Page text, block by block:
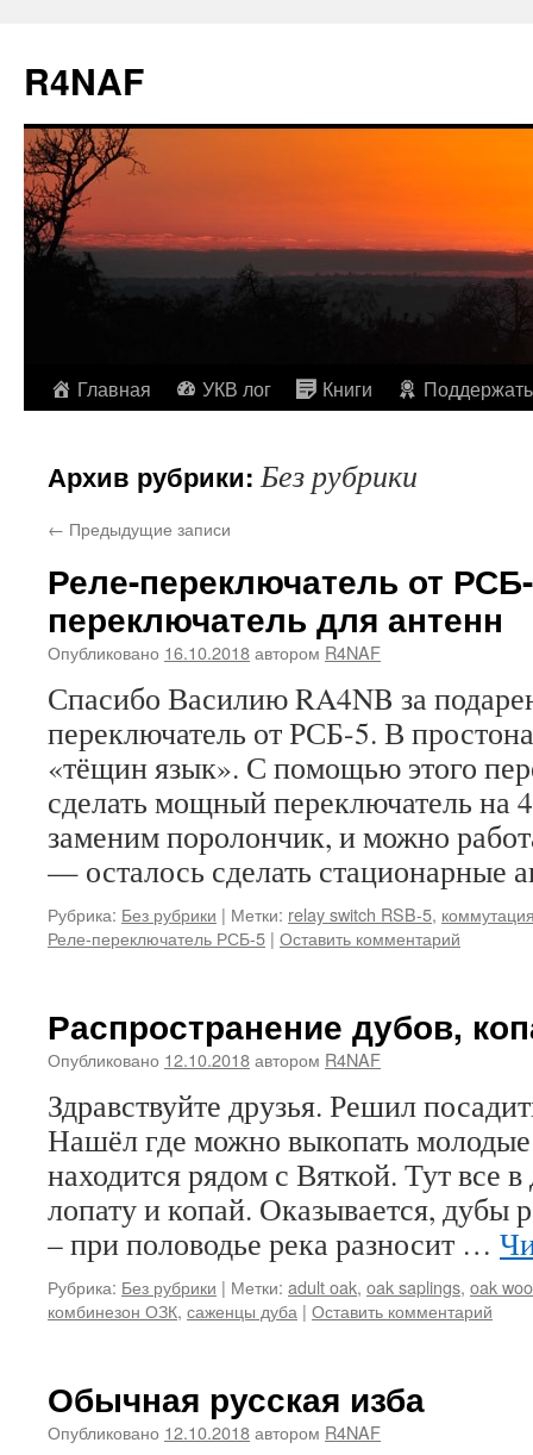
R4NAF
Перейти
содержимому
Главная УКВ лог Книги Поддержать
Архив рубрики:Без рубрики
← Предыдущие записи
Реле-переключатель от
переключатель для антенн
Опубликовано 16.10.2018автором R4NAF
Спасибо Василию RA4NB за
переключатель от РСБ-5. В
«тёщин язык». С помощью этого
сделать мощный переключатель на
заменим поролончик, и можно
— осталось сделать стационарные
Рубрика: Без рубрики | Метки: relay switch RSB-5,
Реле-переключатель РСБ-5 | Оставить комментарий
Распространение дубов,
Опубликовано 12.10.2018автором R4NAF
Здравствуйте друзья. Решил
Нашёл где можно выкопать
находится рядом с Вяткой. Тут все
лопату и копай. Оказывается, дубы
– при половодье река разносит …
Рубрика: Без рубрики | Метки: adult oak, oak saplings, oak
комбинезон ОЗК, саженцы дуба | Оставить комментарий
Обычная русская изба
Опубликовано 12.10.2018автором R4NAF